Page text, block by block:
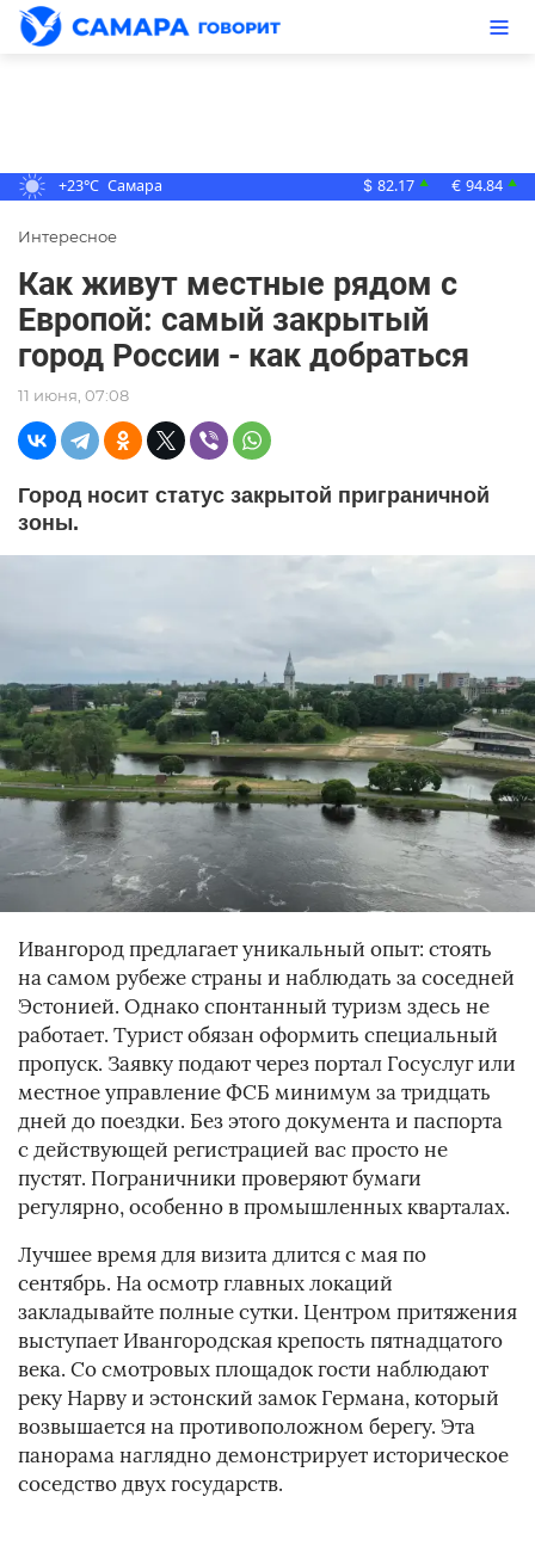
+23°C Самара $ 82.17 ▲ € 94.84 ▲
Интересное
Как живут местные рядом с
Европой: самый закрытый
город России - как добраться
11 июня, 07:08
Город носит статус закрытой приграничной
зоны.
Ивангород предлагает уникальный опыт: стоять
на самом рубеже страны и наблюдать за соседней
Эстонией. Однако спонтанный туризм здесь не
работает. Турист обязан оформить специальный
пропуск. Заявку подают через портал Госуслуг или
местное управление ФСБ минимум за тридцать
дней до поездки. Без этого документа и паспорта
с действующей регистрацией вас просто не
пустят. Пограничники проверяют бумаги
регулярно, особенно в промышленных кварталах.
Лучшее время для визита длится с мая по
сентябрь. На осмотр главных локаций
закладывайте полные сутки. Центром притяжения
выступает Ивангородская крепость пятнадцатого
века. Со смотровых площадок гости наблюдают
реку Нарву и эстонский замок Германа, который
возвышается на противоположном берегу. Эта
панорама наглядно демонстрирует историческое
соседство двух государств.